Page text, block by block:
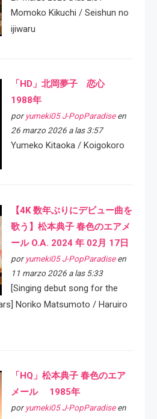
Momoko Kikuchi / Seishun no
ijiwaru
「HD」北岡夢子 恋心
1988年
por yumeki05 J-PopParadiseen
26 marzo 2026 a las 3:57
Yumeko Kitaoka / Koigokoro
【4K 数年ぶりにデビュー曲を
歌う】松本典子 春色のエアメ
ール O.A. 2024 年 02月 17日
por yumeki05 J-PopParadiseen
11 marzo 2026 a las 5:33
[Singing debut song for the
Noriko Matsumoto / Haruiro
「HQ」松本典子 春色のエア
メール 1985年
por yumeki05 J-PopParadiseen